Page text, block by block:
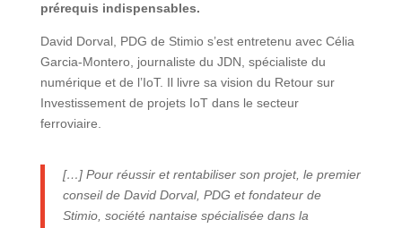
prérequis indispensables.
David Dorval, PDG de Stimio s’est entretenu avec Célia
Garcia-Montero, journaliste du JDN, spécialiste du
numérique et de l’IoT. Il livre sa vision du Retour sur
Investissement de projets IoT dans le secteur
ferroviaire.
[…] Pour réussir et rentabiliser son projet, le premier
conseil de David Dorval, PDG et fondateur de
Stimio, société nantaise spécialisée dans la